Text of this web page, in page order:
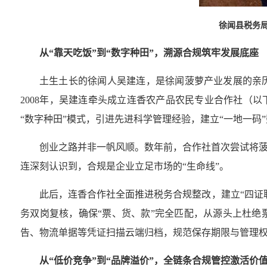
徐闻县税务
从“靠天吃饭”到“数字种田”，溯源合规筑牢发展底座
土生土长的徐闻人吴建连，是徐闻菠萝产业发展的亲
2008年，吴建连牵头成立连香农产品农民专业合作社（以
“数字种田”模式，引进先进科学管理经验，建立“一地一码”
创业之路并非一帆风顺。数年前，合作社首次尝试将
连深刻认识到，合规是企业立足市场的“生命线”。
此后，连香合作社全面推进税务合规整改，建立“四证
务双岗复核，确保“票、货、款”完全匹配，从源头上杜绝
告、物流单据等凭证扫描云端归档，规范保存期限与管理
从“低价竞争”到“品牌溢价”，全链条合规管控激活价